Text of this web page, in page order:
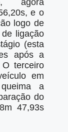
agora
e o
logo de
ligação
(esta
após a
terceiro
em
a
do
47,93s